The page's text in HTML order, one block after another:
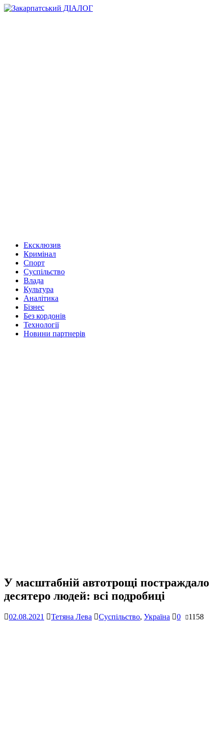
Ексклюзив
Кримінал
Спорт
Суспільство
Влада
Культура
Аналітика
Бізнес
Без кордонів
Технології
Новини партнерів
У масштабній автотрощі постраждало
десятеро людей: всі подробиці
02.08.2021 Тетяна Лева Суспільство, Україна 0 1158